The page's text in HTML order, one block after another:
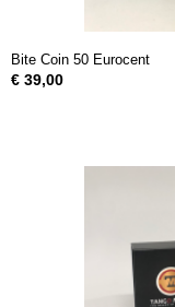
Bite Coin 50 Eurocent
€ 39,00